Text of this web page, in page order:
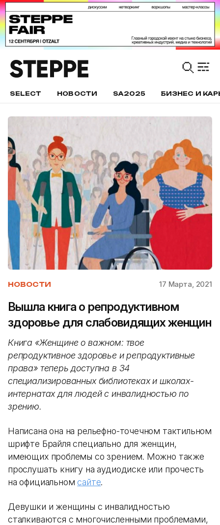
SELECT НОВОСТИ SA2025 БИЗНЕС И
НОВОСТИ 17 Марта, 2021
Вышла книга о репродуктивном
здоровье для слабовидящих женщин
Книга «Женщине о важном: твое
репродуктивное здоровье и репродуктивные
права» теперь доступна в 34
специализированных библиотеках и школах-
интернатах для людей с инвалидностью по
зрению.
Написана она на рельефно-точечном тактильном
шрифте Брайля специально для женщин,
имеющих проблемы со зрением. Можно также
прослушать книгу на аудиодиске или прочесть
на официальномсайте.
Девушки и женщины с инвалидностью
сталкиваются с многочисленными проблемами,